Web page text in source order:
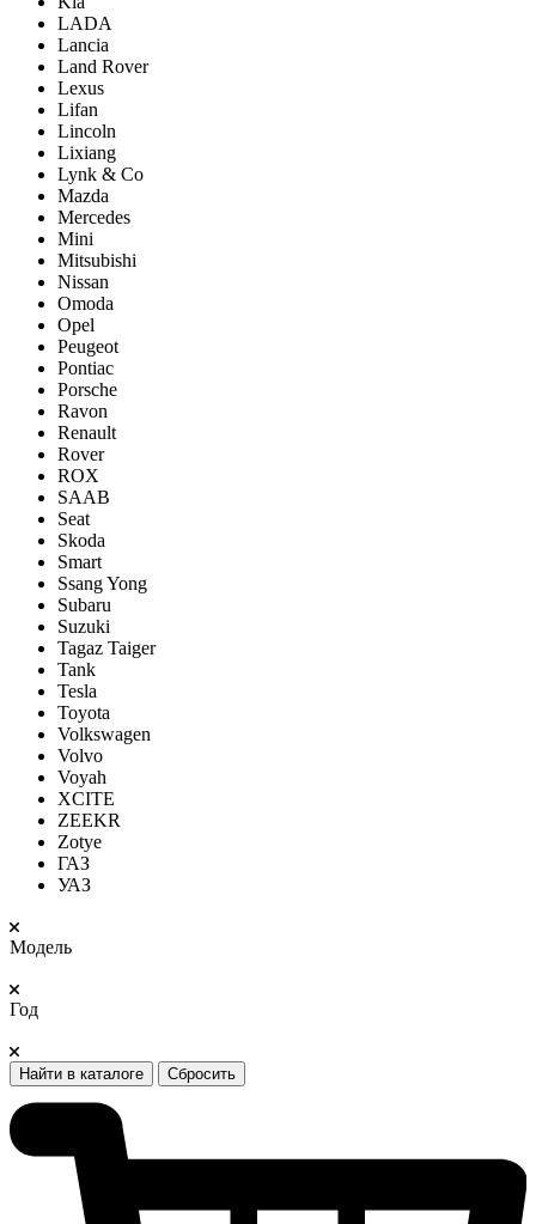
LADA
Lancia
Land Rover
Lexus
Lifan
Lincoln
Lixiang
Lynk & Co
Mazda
Mercedes
Mini
Mitsubishi
Nissan
Omoda
Opel
Peugeot
Pontiac
Porsсhe
Ravon
Renault
Rover
ROX
SAAB
Seat
Skoda
Smart
Ssang Yong
Subaru
Suzuki
Tagaz Taiger
Tank
Tesla
Toyota
Volkswagen
Volvo
Voyah
XCITE
ZEEKR
Zotye
ГАЗ
УАЗ
Модель
Год
Найти в каталоге Сбросить